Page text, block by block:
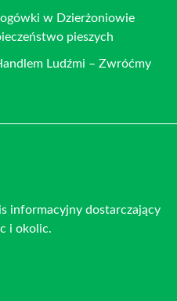
w Dzierżoniowie
pieszych
Ludźmi – Zwróćmy
informacyjny dostarczający
i okolic.